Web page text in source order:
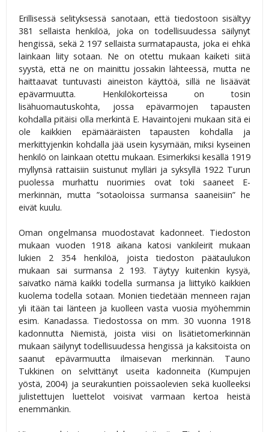
Erillisessä selityksessä sanotaan, että tiedostoon sisältyy
381 sellaista henkilöä, joka on todellisuudessa säilynyt
hengissä, sekä 2 197 sellaista surmatapausta, joka ei ehkä
lainkaan liity sotaan. Ne on otettu mukaan kaiketi siitä
syystä, että ne on mainittu jossakin lähteessä, mutta ne
haittaavat tuntuvasti aineiston käyttöä, sillä ne lisäävät
epävarmuutta. Henkilökorteissa on tosin
lisähuomautuskohta, jossa epävarmojen tapausten
kohdalla pitäisi olla merkintä E. Havaintojeni mukaan sitä ei
ole kaikkien epämääräisten tapausten kohdalla ja
merkittyjenkin kohdalla jää usein kysymään, miksi kyseinen
henkilö on lainkaan otettu mukaan. Esimerkiksi kesällä 1919
myllynsä rattaisiin suistunut mylläri ja syksyllä 1922 Turun
puolessa murhattu nuorimies ovat toki saaneet E-
merkinnän, mutta ”sotaoloissa surmansa saaneisiin” he
eivät kuulu.
Oman ongelmansa muodostavat kadonneet. Tiedoston
mukaan vuoden 1918 aikana katosi vankileirit mukaan
lukien 2 354 henkilöä, joista tiedoston päätaulukon
mukaan sai surmansa 2 193. Täytyy kuitenkin kysyä,
saivatko nämä kaikki todella surmansa ja liittyikö kaikkien
kuolema todella sotaan. Monien tiedetään menneen rajan
yli itään tai länteen ja kuolleen vasta vuosia myöhemmin
esim. Kanadassa. Tiedostossa on mm. 30 vuonna 1918
kadonnutta Niemistä, joista viisi on lisätietomerkinnän
mukaan säilynyt todellisuudessa hengissä ja kaksitoista on
saanut epävarmuutta ilmaisevan merkinnän. Tauno
Tukkinen on selvittänyt useita kadonneita (Kumpujen
yöstä, 2004) ja seurakuntien poissaolevien sekä kuolleeksi
julistettujen luettelot voisivat varmaan kertoa heistä
enemmänkin.